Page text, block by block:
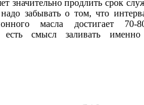
значительно продлить срок
забывать о том, что
масла достигает 70-
есть смысл заливать именно